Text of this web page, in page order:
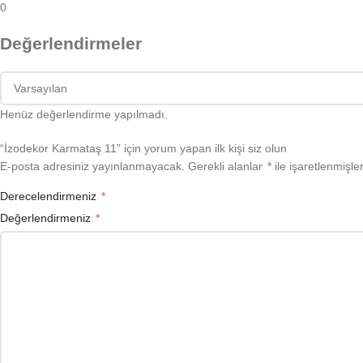
0
Değerlendirmeler
Henüz değerlendirme yapılmadı.
“İzodekor Karmataş 11” için yorum yapan ilk kişi siz olun
E-posta adresiniz yayınlanmayacak. Gerekli alanlar * ile
Derecelendirmeniz *
Değerlendirmeniz *